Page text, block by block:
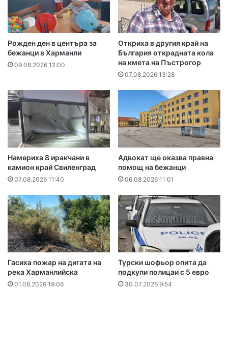
Рожден ден в центъра за
бежанци в Харманли
09.08.2026 12:00
Откриха в другия край на
България открадната кола
на кмета на Пъстрогор
07.08.2026 13:28
Намериха 8 иракчани в
камион край Свиленград
07.08.2026 11:40
Адвокат ще оказва правна
помощ на бежанци
06.08.2026 11:01
Гасиха пожар на дигата на
река Харманлийска
01.08.2026 19:06
Турски шофьор опита да
подкупи полицаи с 5 евро
30.07.2026 9:54